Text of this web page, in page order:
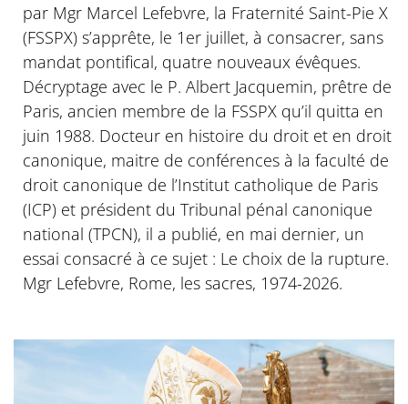
par Mgr Marcel Lefebvre, la Fraternité Saint-Pie X
(FSSPX) s’apprête, le 1er juillet, à consacrer, sans
mandat pontifical, quatre nouveaux évêques.
Décryptage avec le P. Albert Jacquemin, prêtre de
Paris, ancien membre de la FSSPX qu’il quitta en
juin 1988. Docteur en histoire du droit et en droit
canonique, maitre de conférences à la faculté de
droit canonique de l’Institut catholique de Paris
(ICP) et président du Tribunal pénal canonique
national (TPCN), il a publié, en mai dernier, un
essai consacré à ce sujet : Le choix de la rupture.
Mgr Lefebvre, Rome, les sacres, 1974-2026.